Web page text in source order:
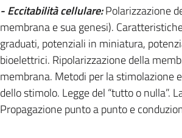
- Eccitabilità cellulare:Polarizzazione
membrana e sua genesi).
graduati, potenziali in miniatura,
bioelettrici. Ripolarizzazione della
membrana. Metodi per la stimolazione
dello stimolo. Legge del “tutto o nulla”.
Propagazione punto a punto e